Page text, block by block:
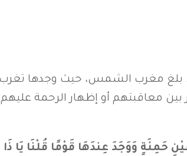
بلغ مغرب الشمس، حيث وجدها
بين معاقبتهم أو إظهار الرحمة
وَوَجَدَ عِندَهَا قَوْمًا قُلْنَا يَا ذَا